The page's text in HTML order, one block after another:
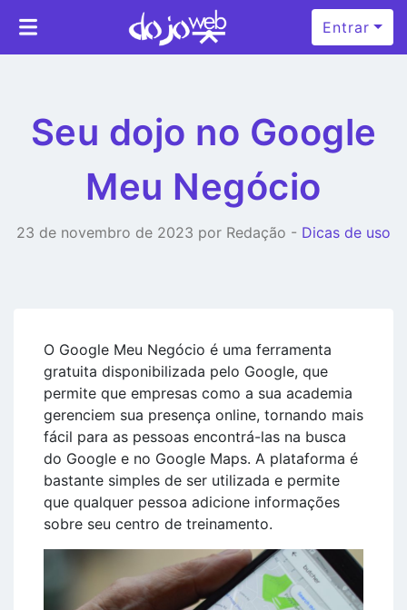
Entrar
Seu dojo no Google
Meu Negócio
23 de novembro de 2023 por Redação - Dicas de uso
O Google Meu Negócio é uma ferramenta
gratuita disponibilizada pelo Google, que
permite que empresas como a sua academia
gerenciem sua presença online, tornando mais
fácil para as pessoas encontrá-las na busca
do Google e no Google Maps. A plataforma é
bastante simples de ser utilizada e permite
que qualquer pessoa adicione informações
sobre seu centro de treinamento.